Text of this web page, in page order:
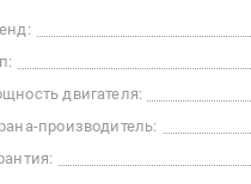
двигателя:
производитель: